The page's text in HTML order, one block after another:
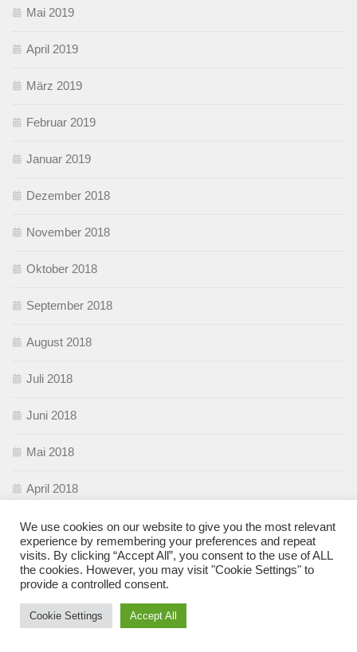
Mai 2019
April 2019
März 2019
Februar 2019
Januar 2019
Dezember 2018
November 2018
Oktober 2018
September 2018
August 2018
Juli 2018
Juni 2018
Mai 2018
April 2018
März 2018
Februar 2018
We use cookies on our website to give you the most relevant
experience by remembering your preferences and repeat
visits. By clicking “Accept All”, you consent to the use of ALL
the cookies. However, you may visit "Cookie Settings" to
provide a controlled consent.
Cookie Settings Accept All